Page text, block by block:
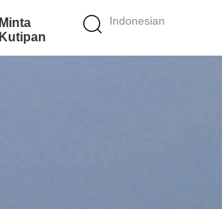
Indonesian
Minta
Kutipan